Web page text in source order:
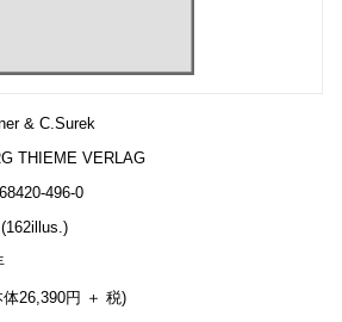
& C.Surek
THIEME VERLAG
496-0
体26,390円 ＋ 税)